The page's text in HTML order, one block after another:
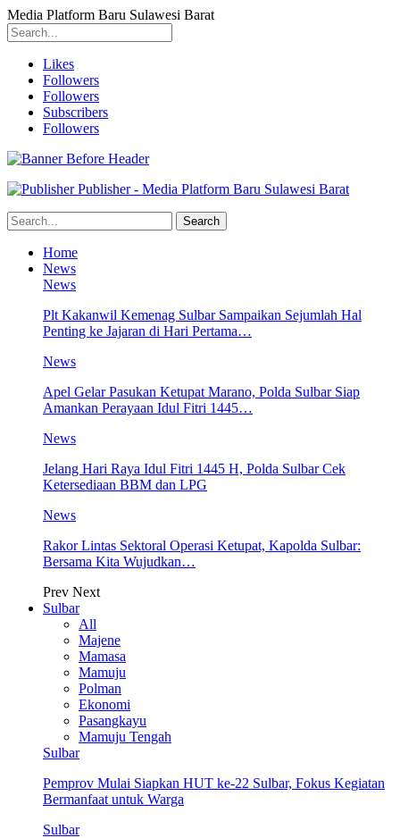
Media Platform Baru Sulawesi Barat
Likes
Followers
Followers
Subscribers
Followers
Publisher - Media Platform Baru Sulawesi Barat
Home
News
News
Plt Kakanwil Kemenag Sulbar Sampaikan Sejumlah Hal
Penting ke Jajaran di Hari Pertama…
News
Apel Gelar Pasukan Ketupat Marano, Polda Sulbar Siap
Amankan Perayaan Idul Fitri 1445…
News
Jelang Hari Raya Idul Fitri 1445 H, Polda Sulbar Cek
Ketersediaan BBM dan LPG
News
Rakor Lintas Sektoral Operasi Ketupat, Kapolda Sulbar:
Bersama Kita Wujudkan…
Prev Next
Sulbar
All
Majene
Mamasa
Mamuju
Polman
Ekonomi
Pasangkayu
Mamuju Tengah
Sulbar
Pemprov Mulai Siapkan HUT ke-22 Sulbar, Fokus Kegiatan
Bermanfaat untuk Warga
Sulbar